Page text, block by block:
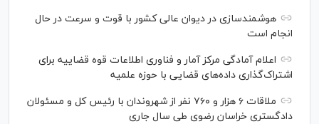
هوشمندسازی در دیوان عالی کشور با قوت و سرعت در حال
انجام است
اعلام آمادگی مرکز آمار و فناوری اطلاعات قوه قضاییه برای
اشتراک‌گذاری داده‌های قضایی با حوزه علمیه
ملاقات ۶ هزار و ۷۶۰ نفر از شهروندان با رئیس کل و مسئولان
دادگستری خراسان رضوی طی سال جاری